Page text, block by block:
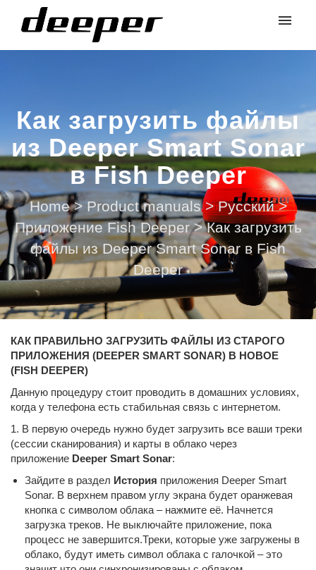
Как загрузить файлы
из Deeper Smart Sonar
в Fish Deeper
Home > Product manuals > Русский >
Приложение Fish Deeper > Как загрузить
файлы из Deeper Smart Sonar в Fish
Deeper
КАК ПРАВИЛЬНО ЗАГРУЗИТЬ ФАЙЛЫ ИЗ СТАРОГО
ПРИЛОЖЕНИЯ (DEEPER SMART SONAR) В НОВОЕ
(FISH DEEPER)
Данную процедуру стоит проводить в домашних условиях,
когда у телефона есть стабильная связь с интернетом.
1. В первую очередь нужно будет загрузить все ваши треки
(сессии сканирования) и карты в облако через
приложение Deeper Smart Sonar:
Зайдите в раздел История приложения Deeper Smart
Sonar. В верхнем правом углу экрана будет оранжевая
кнопка с символом облака – нажмите её. Начнется
загрузка треков. Не выключайте приложение, пока
процесс не завершится.Треки, которые уже загружены в
облако, будут иметь символ облака с галочкой – это